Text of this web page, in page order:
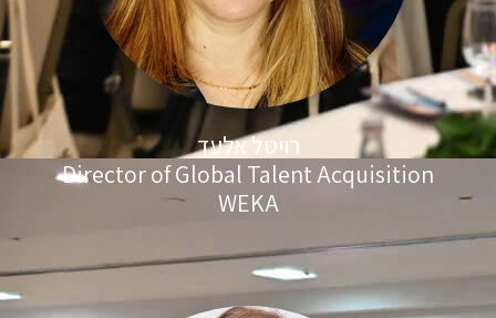
רויטל אלעד
Director of Global Talent Acquisition
WEKA